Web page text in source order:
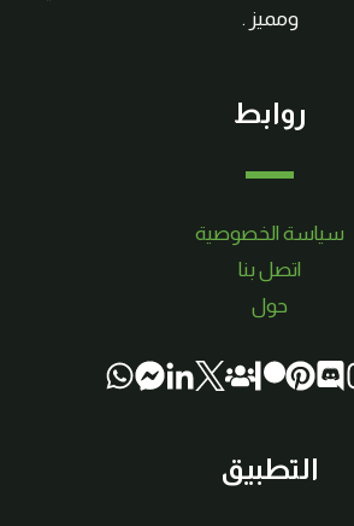
ومميز .
روابط
سياسة الخصوصية
اتصل بنا
حول
التطبيق